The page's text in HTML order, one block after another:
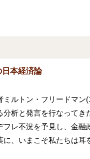
日本経済論
ミルトン・フリードマン
析と発言を行なってき
レ不況を予見し、金融
、いまこそ私たちは耳